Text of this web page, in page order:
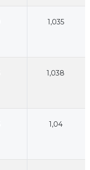
1,035
1,038
1,04